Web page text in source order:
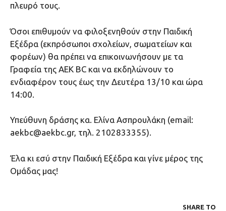
πλευρό τους.
Όσοι επιθυμούν να φιλοξενηθούν στην Παιδική
Εξέδρα (εκπρόσωποι σχολείων, σωματείων και
φορέων) θα πρέπει να επικοινωνήσουν με τα
Γραφεία της ΑΕΚ ΒC και να εκδηλώνουν το
ενδιαφέρον τους έως την Δευτέρα 13/10 και ώρα
14:00.
Υπεύθυνη δράσης κα. Ελίνα Ασπρουλάκη (email:
aekbc@aekbc.gr, τηλ. 2102833355).
Έλα κι εσύ στην Παιδική Εξέδρα και γίνε μέρος της
Ομάδας μας!
SHARE ΤΟ